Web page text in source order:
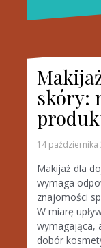
skóry:
14 października
Makijaż dla
wymaga
znajomości
W miarę
wymagająca,
dobór